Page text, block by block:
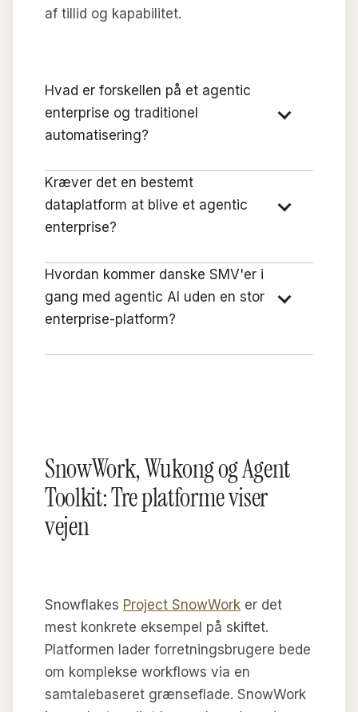
af tillid og kapabilitet.
Hvad er forskellen på et agentic
enterprise og traditionel
automatisering?
Kræver det en bestemt
dataplatform at blive et agentic
enterprise?
Hvordan kommer danske SMV'er i
gang med agentic AI uden en stor
enterprise-platform?
SnowWork, Wukong og Agent
Toolkit: Tre platforme viser
vejen
Snowflakes Project SnowWork er det
mest konkrete eksempel på skiftet.
Platformen lader forretningsbrugere bede
om komplekse workflows via en
samtalebaseret grænseflade. SnowWork